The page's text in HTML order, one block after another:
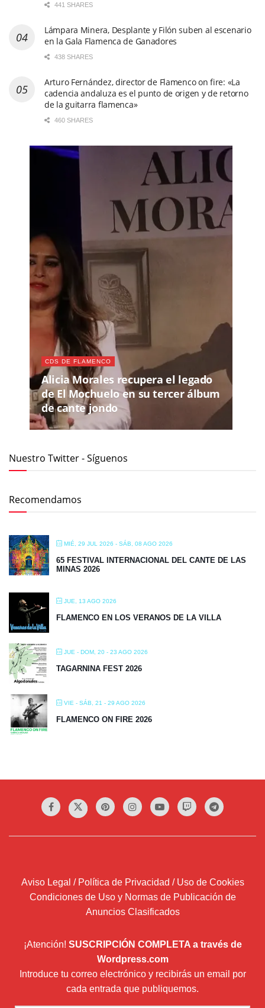
441 SHARES
Lámpara Minera, Desplante y Filón suben al escenario
en la Gala Flamenca de Ganadores
438 SHARES
Arturo Fernández, director de Flamenco on fire: «La
cadencia andaluza es el punto de origen y de retorno
de la guitarra flamenca»
460 SHARES
CDS DE FLAMENCO
Alicia Morales recupera el legado
de El Mochuelo en su tercer álbum
de cante jondo
Nuestro Twitter - Síguenos
Recomendamos
MIÉ, 29 JUL 2026 - SÁB, 08 AGO 2026
65 FESTIVAL INTERNACIONAL DEL CANTE DE LAS
MINAS 2026
JUE, 13 AGO 2026
FLAMENCO EN LOS VERANOS DE LA VILLA
JUE - DOM, 20 - 23 AGO 2026
TAGARNINA FEST 2026
VIE - SÁB, 21 - 29 AGO 2026
FLAMENCO ON FIRE 2026
Aviso Legal / Política de Privacidad / Uso de Cookies
Condiciones de Uso y Normas de Publicación de
Anuncios Clasificados
¡Atención! SUSCRIPCIÓN COMPLETA a través de
Wordpress.com
Introduce tu correo electrónico y recibirás un email por
cada entrada que publiquemos.